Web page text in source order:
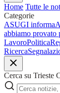
Home Tutte le
Categorie
ASUGI informa
abbiamo provato
LavoroPolitica
Ricerca
Cerca su Trieste